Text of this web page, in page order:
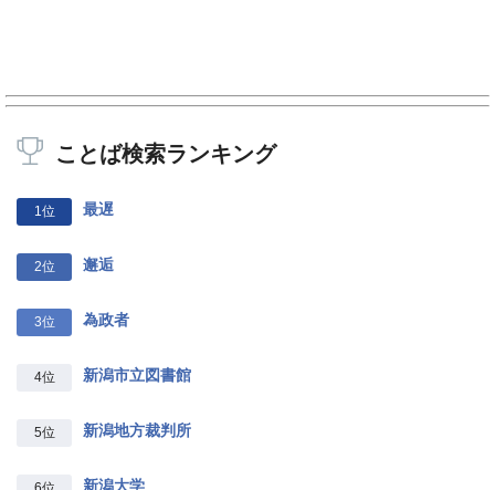
ことば検索ランキング
1位 最遅
2位 邂逅
3位 為政者
4位 新潟市立図書館
5位 新潟地方裁判所
新潟大学